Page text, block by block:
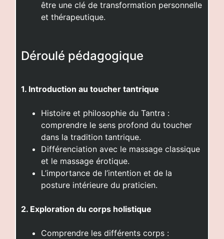
être une clé de transformation personnelle
et thérapeutique.
Déroulé pédagogique
1. Introduction au toucher tantrique
Histoire et philosophie du Tantra :
comprendre le sens profond du toucher
dans la tradition tantrique.
Différenciation avec le massage classique
et le massage érotique.
L’importance de l’intention et de la
posture intérieure du praticien.
2. Exploration du corps holistique
Comprendre les différents corps :